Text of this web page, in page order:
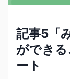
記事5「
ができ
ート